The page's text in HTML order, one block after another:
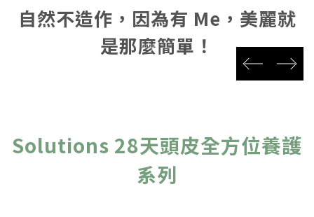
自然不造作，因為有 Me，美麗就
是那麼簡單！
prev next
Solutions 28天頭皮全方位養護
系列